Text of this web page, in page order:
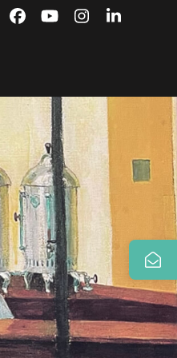
Facebook
YouTubeInstagramLinkedIn